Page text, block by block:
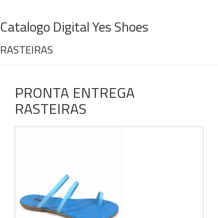
Catalogo Digital Yes Shoes
RASTEIRAS
PRONTA ENTREGA
RASTEIRAS